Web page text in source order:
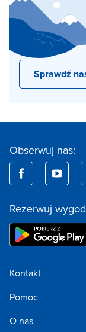
Sprawdź
Obserwuj nas:
Rezerwuj
Kontakt
Pomoc
O nas